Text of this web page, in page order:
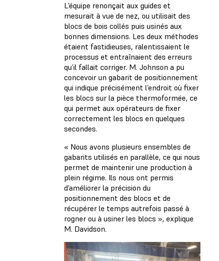
L’équipe renonçait aux guides et
mesurait à vue de nez, ou utilisait des
blocs de bois collés puis usinés aux
bonnes dimensions. Les deux méthodes
étaient fastidieuses, ralentissaient le
processus et entraînaient des erreurs
qu’il fallait corriger. M. Johnson a pu
concevoir un gabarit de positionnement
qui indique précisément l’endroit où fixer
les blocs sur la pièce thermoformée, ce
qui permet aux opérateurs de fixer
correctement les blocs en quelques
secondes.
« Nous avons plusieurs ensembles de
gabarits utilisés en parallèle, ce qui nous
permet de maintenir une production à
plein régime. Ils nous ont permis
d’améliorer la précision du
positionnement des blocs et de
récupérer le temps autrefois passé à
rogner ou à usiner les blocs », explique
M. Davidson.